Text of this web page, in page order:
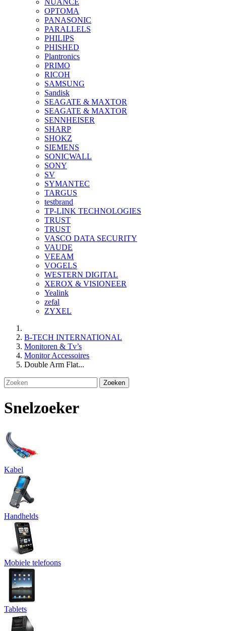
OPTOMA
PANASONIC
PARALLELS
PHILIPS
PHISHED
Plantronics
PRIMO
RICOH
SAMSUNG
Sandisk
SEAGATE & MAXTOR
SEAGATE & MAXTOR
SENNHEISER
SHARP
SHOKZ
SIEMENS
SONICWALL
SONY
SV
SYMANTEC
TARGUS
testbrand
TP-LINK TECHNOLOGIES
TRUST
TRUST
VASCO DATA SECURITY
VAUDE
VEEAM
VOGELS
WESTERN DIGITAL
XEROX & VISIONEER
Yealink
zefal
ZYXEL
B-TECH INTERNATIONAL
Monitoren & Tv’s
Monitor Accessoires
Double Arm Flat...
Zoeken
Snelzoeker
Kabel
Handhelds
Mobiele telefoons
Tablets